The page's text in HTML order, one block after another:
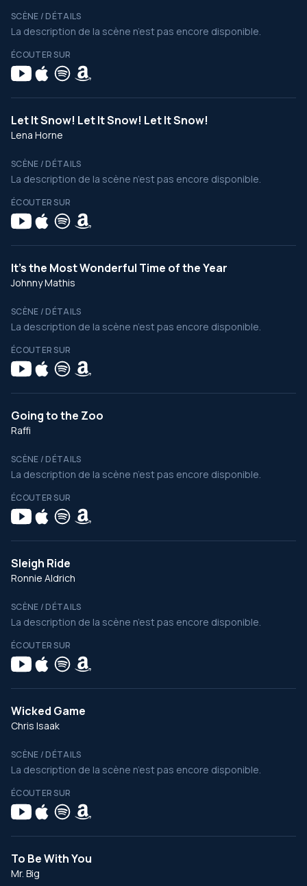
SCÈNE / DÉTAILS
La description de la scène n’est pas encore disponible.
ÉCOUTER SUR
Let It Snow! Let It Snow! Let It Snow!
Lena Horne
SCÈNE / DÉTAILS
La description de la scène n’est pas encore disponible.
ÉCOUTER SUR
It's the Most Wonderful Time of the Year
Johnny Mathis
SCÈNE / DÉTAILS
La description de la scène n’est pas encore disponible.
ÉCOUTER SUR
Going to the Zoo
Raffi
SCÈNE / DÉTAILS
La description de la scène n’est pas encore disponible.
ÉCOUTER SUR
Sleigh Ride
Ronnie Aldrich
SCÈNE / DÉTAILS
La description de la scène n’est pas encore disponible.
ÉCOUTER SUR
Wicked Game
Chris Isaak
SCÈNE / DÉTAILS
La description de la scène n’est pas encore disponible.
ÉCOUTER SUR
To Be With You
Mr. Big